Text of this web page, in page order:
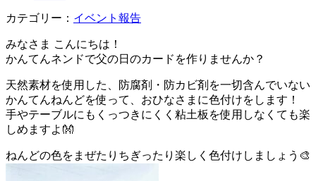
カテゴリー： イベント報告
みなさま こんにちは！
かんてんネンドで父の日のカードを作りませんか？
天然素材を使用した、防腐剤・防カビ剤を一切含んでいない
かんてんねんどを使って、おひなさまに色付けをします！
手やテーブルにもくっつきにくく粘土板を使用しなくても楽
しめますよ👐
ねんどの色をまぜたりちぎったり楽しく色付けしましょう🎨